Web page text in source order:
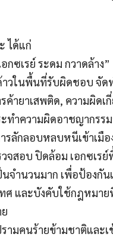
ได้แก่
กซเรย์ ระดม กวาดล้าง”
วในพื้นที่รับผิดชอบ จัด
ายาเสพติด, ความผิด
ทำความผิดอาชญากรร
รลักลอบหลบหนีเข้าเมื
จสอบ ปิดล้อม เอกซเ
จำนวนมาก เพื่อป้องกั
และบังคับใช้กฎหมายที่
มคนร้ายข้ามชาติและเ